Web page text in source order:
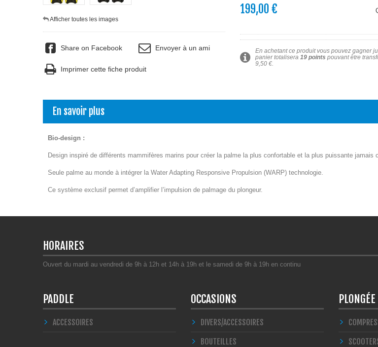
Afficher toutes les images
Share on Facebook Envoyer à un ami
Imprimer cette fiche produit
199,00 €
En achetant ce produit vous pouvez gagner
panier totalisera 19 points pouvant être
9,50 €.
En savoir plus
Bio-design :
Design inspiré de différents mammifères marins pour créer la palme la plus confortable et la plus puissante jamais
Seule palme au monde à intégrer la Water Adapting Responsive Propulsion (WARP) technologie.
Ce système exclusif permet d’amplifier l’impulsion de palmage du plongeur.
HORAIRES
Ouvert du mardi au vendredi de 9h à 12h et 14h à 19h et le samedi de 9h à 19h en continu
PADDLE
ACCESSOIRES
OCCASIONS
DIVERS/ACCESSOIRES
BOUTEILLES
PLONGÉE